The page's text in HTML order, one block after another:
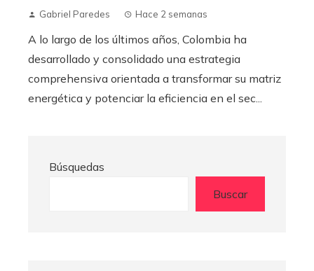
Gabriel Paredes Hace 2 semanas
A lo largo de los últimos años, Colombia ha
desarrollado y consolidado una estrategia
comprehensiva orientada a transformar su matriz
energética y potenciar la eficiencia en el sec...
Búsquedas
Buscar